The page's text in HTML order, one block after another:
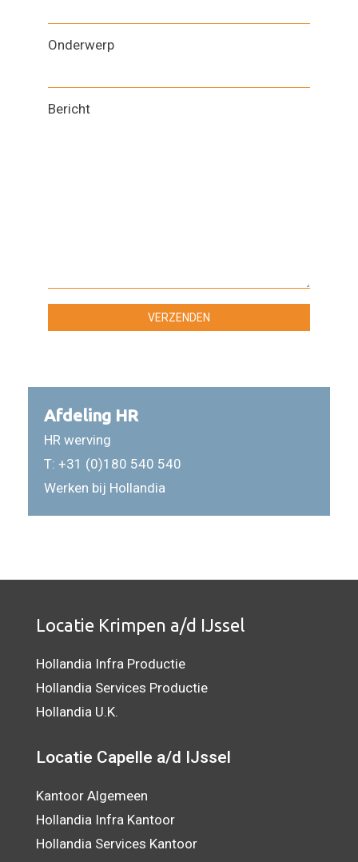
Onderwerp
Bericht
Afdeling HR
HR werving
T: +31 (0)180 540 540
Werken bij Hollandia
Locatie Krimpen a/d IJssel
Hollandia Infra Productie
Hollandia Services Productie
Hollandia U.K.
Locatie Capelle a/d IJssel
Kantoor Algemeen
Hollandia Infra Kantoor
Hollandia Services Kantoor